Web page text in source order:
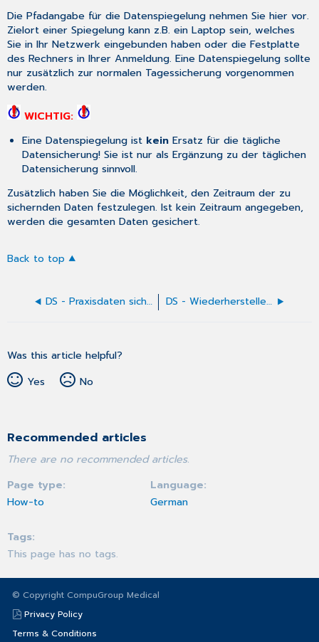
Die Pfadangabe für die Datenspiegelung nehmen Sie hier vor.
Zielort einer Spiegelung kann z.B. ein Laptop sein, welches
Sie in Ihr Netzwerk eingebunden haben oder die Festplatte
des Rechners in Ihrer Anmeldung. Eine Datenspiegelung sollte
nur zusätzlich zur normalen Tagessicherung vorgenommen
werden.
WICHTIG:
Eine Datenspiegelung ist keinErsatz für die tägliche
Datensicherung! Sie ist nur als Ergänzung zu der täglichen
Datensicherung sinnvoll.
Zusätzlich haben Sie die Möglichkeit, den Zeitraum der zu
sichernden Daten festzulegen. Ist kein Zeitraum angegeben,
werden die gesamten Daten gesichert.
Back to top
DS - Praxisdaten sichern DS - Wiederherstellen von Ansichten
Was this article helpful?
Yes
No
Recommended articles
There are no recommended articles.
Page type
How-to
Language
German
Tags
This page has no tags.
© Copyright CompuGroup Medical
Privacy Policy
Terms & Conditions